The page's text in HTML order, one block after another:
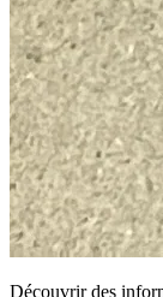
Découvrir des